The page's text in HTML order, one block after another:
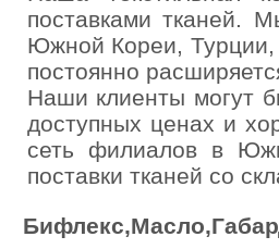
поставками тканей.
Южной Кореи, Турции,
постоянно
Наши клиенты могут
доступных ценах и
сеть филиалов в
поставки тканей со